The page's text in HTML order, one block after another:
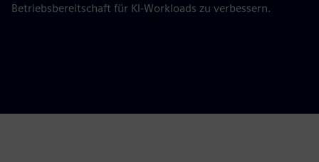
Betriebsbereitschaft für KI-Workloads zu verbessern.